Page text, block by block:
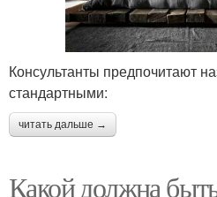
Консультанты предпочитают
стандартными:
читать дальше →
Какой должна